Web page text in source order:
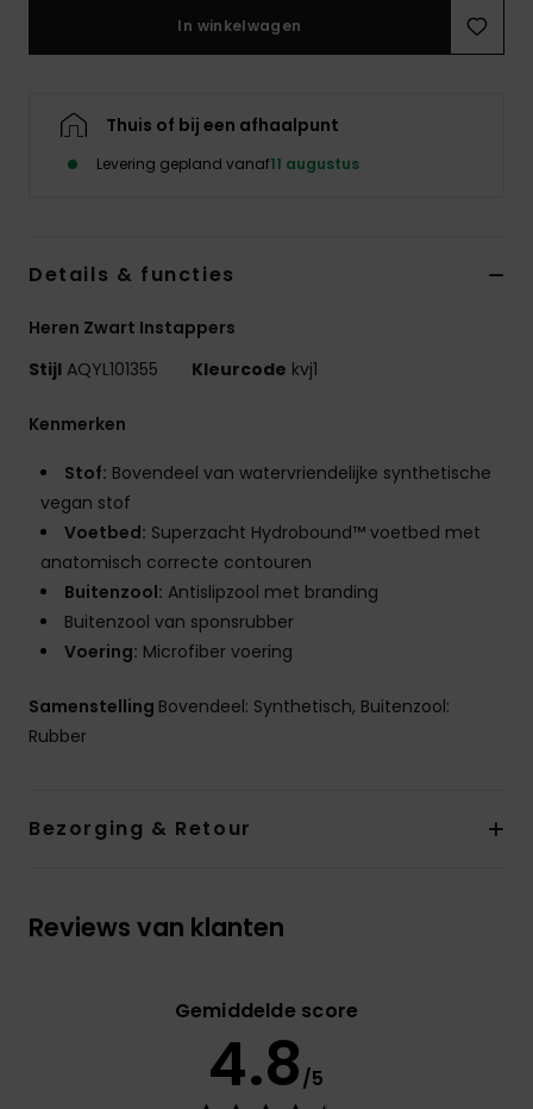
In winkelwagen
Thuis of bij een afhaalpunt
Levering gepland vanaf11 augustus
Details & functies
Heren Zwart Instappers
Stijl AQYL101355 Kleurcode kvj1
Kenmerken
Stof: Bovendeel van watervriendelijke synthetische
vegan stof
Voetbed: Superzacht Hydrobound™ voetbed met
anatomisch correcte contouren
Buitenzool: Antislipzool met branding
Buitenzool van sponsrubber
Voering: Microfiber voering
Samenstelling Bovendeel: Synthetisch, Buitenzool:
Rubber
Bezorging & Retour
Reviews van klanten
Gemiddelde score
4.8/5